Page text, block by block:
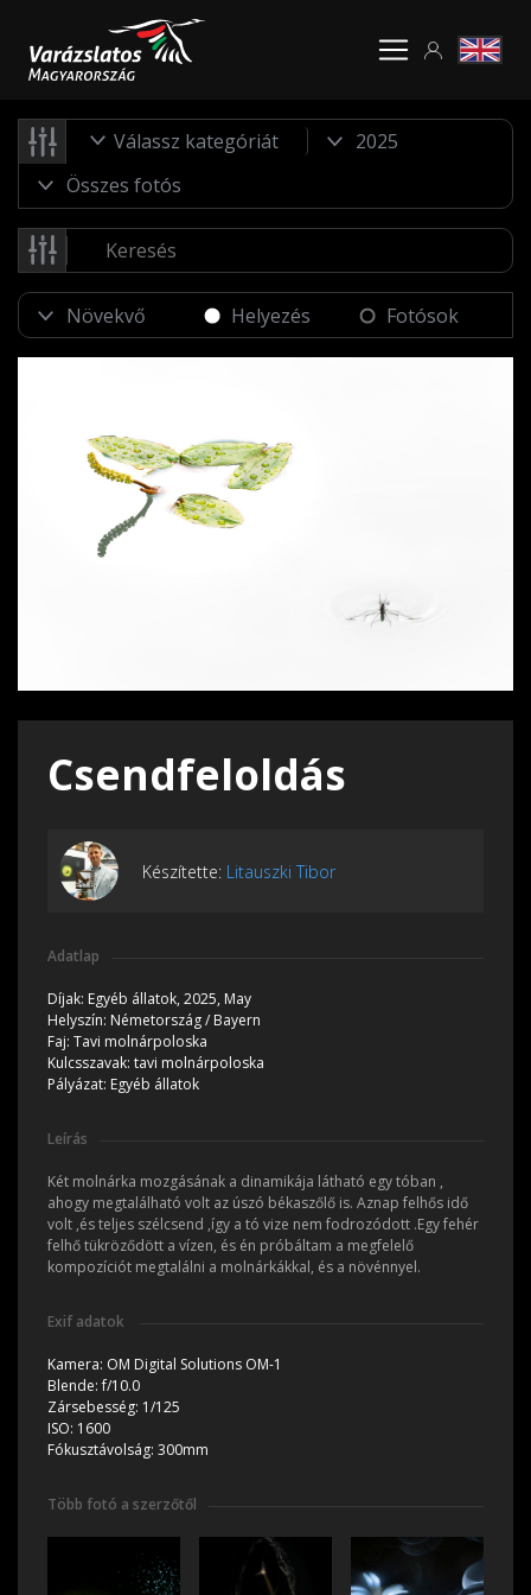
Válassz kategóriát
Helyezés Fotósok
Csendfeloldás
Készítette: Litauszki Tibor
Adatlap
Díjak: Egyéb állatok, 2025, May
Helyszín: Németország / Bayern
Faj: Tavi molnárpoloska
Kulcsszavak: tavi molnárpoloska
Pályázat: Egyéb állatok
Leírás
Két molnárka mozgásának a dinamikája látható egy tóban ,
ahogy megtalálható volt az úszó békaszőlő is. Aznap felhős idő
volt ,és teljes szélcsend ,így a tó vize nem fodrozódott .Egy fehér
felhő tükröződött a vízen, és én próbáltam a megfelelő
kompozíciót megtalálni a molnárkákkal, és a növénnyel.
Exif adatok
Kamera: OM Digital Solutions OM-1
Blende:f/10.0
Zársebesség: 1/125
ISO: 1600
Fókusztávolság: 300mm
Több fotó a szerzőtől